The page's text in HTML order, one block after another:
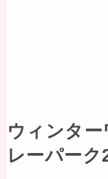
ウィンタ
レーパーク